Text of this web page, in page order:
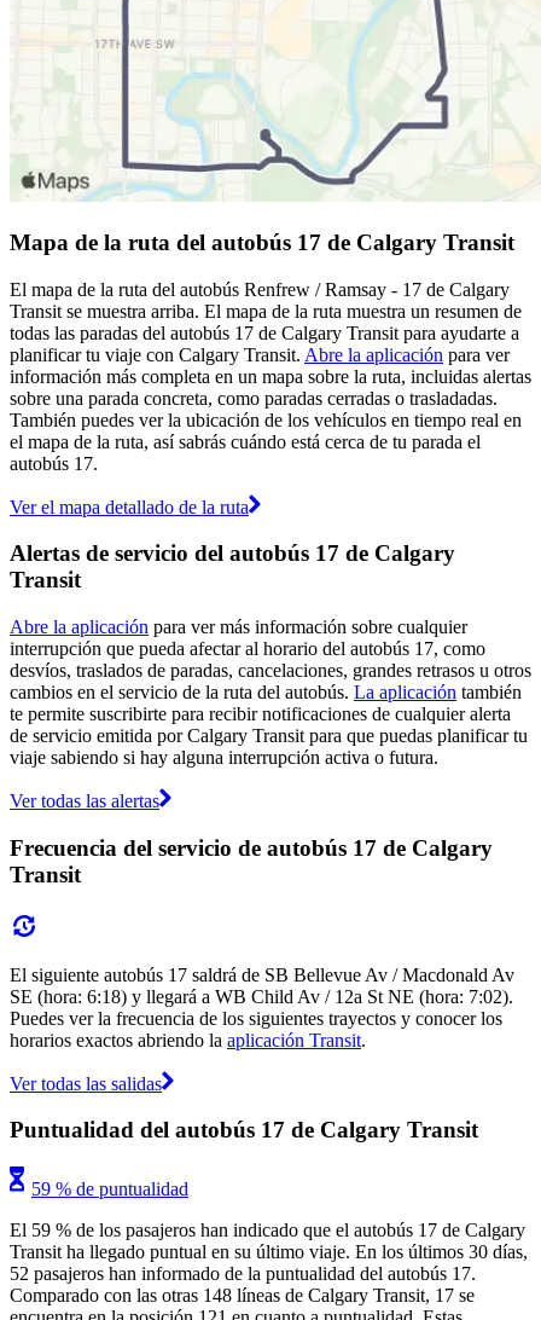
Mapa de la ruta del autobús 17 de Calgary Transit
El mapa de la ruta del autobús Renfrew / Ramsay - 17 de Calgary
Transit se muestra arriba. El mapa de la ruta muestra un resumen de
todas las paradas del autobús 17 de Calgary Transit para ayudarte a
planificar tu viaje con Calgary Transit. Abre la aplicación para ver
información más completa en un mapa sobre la ruta, incluidas alertas
sobre una parada concreta, como paradas cerradas o trasladadas.
También puedes ver la ubicación de los vehículos en tiempo real en
el mapa de la ruta, así sabrás cuándo está cerca de tu parada el
autobús 17.
Ver el mapa detallado de la ruta
Alertas de servicio del autobús 17 de Calgary
Transit
Abre la aplicación para ver más información sobre cualquier
interrupción que pueda afectar al horario del autobús 17, como
desvíos, traslados de paradas, cancelaciones, grandes retrasos u otros
cambios en el servicio de la ruta del autobús. La aplicación también
te permite suscribirte para recibir notificaciones de cualquier alerta
de servicio emitida por Calgary Transit para que puedas planificar tu
viaje sabiendo si hay alguna interrupción activa o futura.
Ver todas las alertas
Frecuencia del servicio de autobús 17 de Calgary
Transit
El siguiente autobús 17 saldrá de SB Bellevue Av / Macdonald Av
SE (hora: 6:18) y llegará a WB Child Av / 12a St NE (hora: 7:02).
Puedes ver la frecuencia de los siguientes trayectos y conocer los
horarios exactos abriendo la aplicación Transit.
Ver todas las salidas
Puntualidad del autobús 17 de Calgary Transit
59 % de puntualidad
El 59 % de los pasajeros han indicado que el autobús 17 de Calgary
Transit ha llegado puntual en su último viaje. En los últimos 30 días,
52 pasajeros han informado de la puntualidad del autobús 17.
Comparado con las otras 148 líneas de Calgary Transit, 17 se